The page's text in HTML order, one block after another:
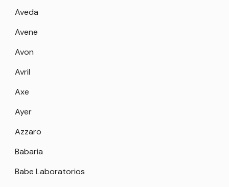
Aveda
Avene
Avon
Avril
Axe
Ayer
Azzaro
Babaria
Babe Laboratorios